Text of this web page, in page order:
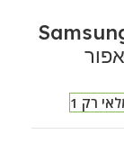
רק 1